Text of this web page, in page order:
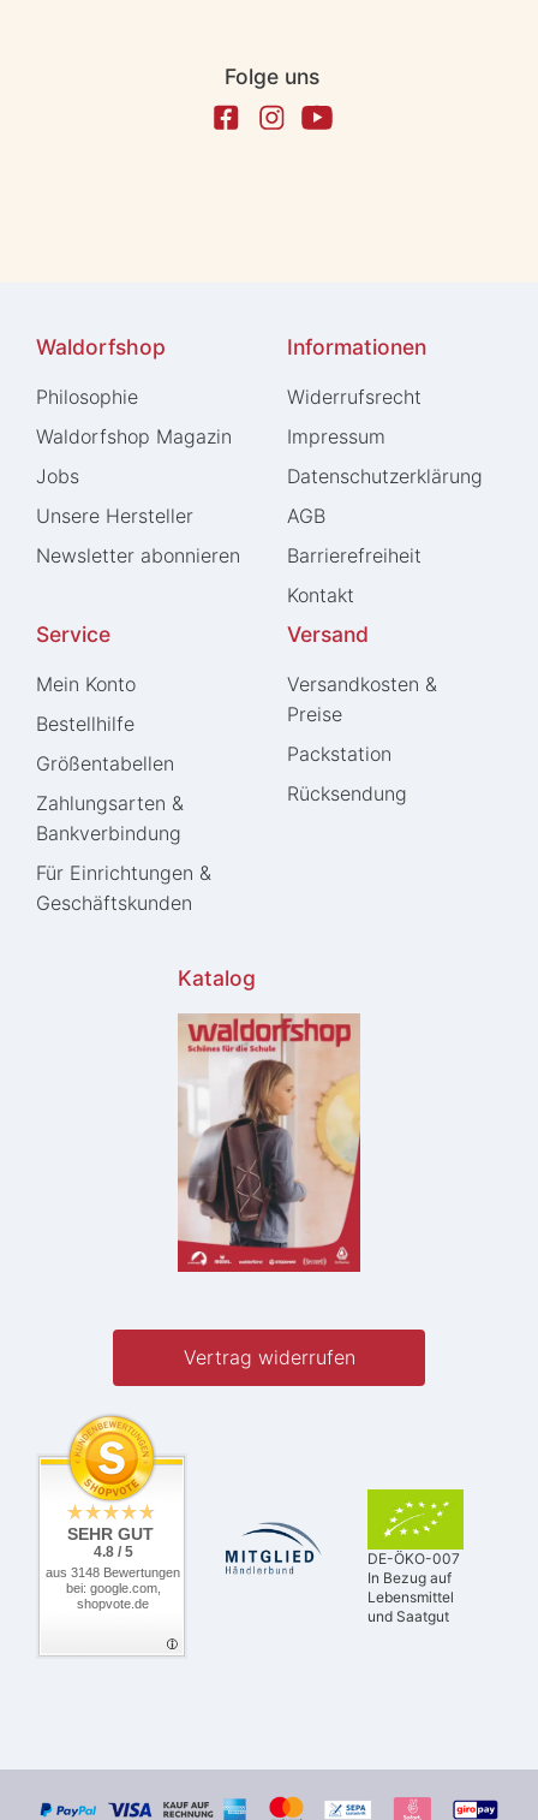
Folge uns
Waldorfshop
Philosophie
Waldorfshop Magazin
Jobs
Unsere Hersteller
Newsletter abonnieren
Informationen
Widerrufs­recht
Impressum
Daten­schutz­erklärung
AGB
Barrierefreiheit
Kontakt
Service
Mein Konto
Bestellhilfe
Größentabellen
Zahlungsarten &
Bankverbindung
Für Einrichtungen &
Geschäftskunden
Versand
Versandkosten &
Preise
Packstation
Rücksendung
Katalog
Vertrag widerrufen
SEHR GUT
4.8 / 5
aus 3148 Bewertungen
bei: google.com,
shopvote.de
DE-ÖKO-007
In Bezug auf
Lebensmittel
und Saatgut